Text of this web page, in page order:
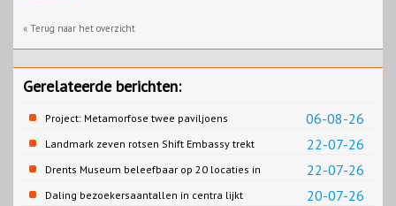
« Terug naar het overzicht
Gerelateerde berichten:
06-08-26
Project: Metamorfose twee paviljoens
Biesbosch MuseumEiland
22-07-26
Landmark zeven rotsen Shift Embassy trekt
naar verwachting honderdduizenden
22-07-26
Drents Museum beleefbaar op 20 locaties in
Drenthe
20-07-26
Daling bezoekersaantallen in centra lijkt